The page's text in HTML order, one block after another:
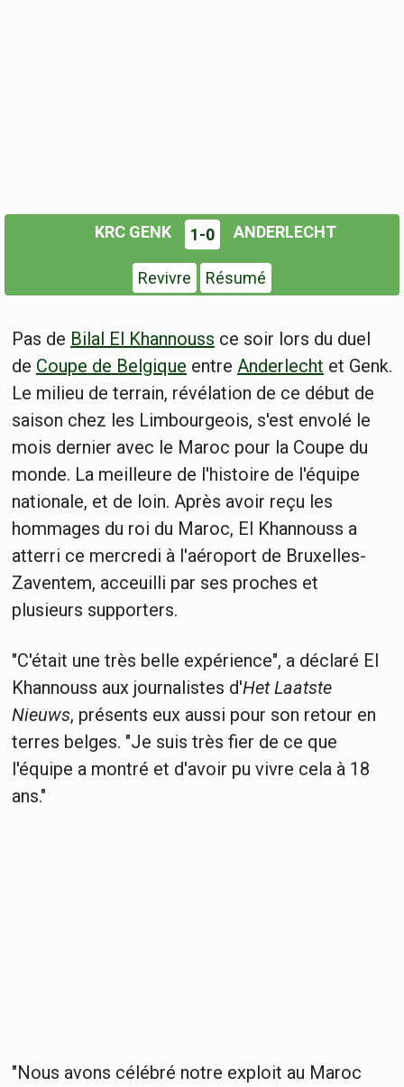
KRC GENK 1-0 ANDERLECHT
Revivre Résumé
Pas de Bilal El Khannouss ce soir lors du duel
de Coupe de Belgique entre Anderlecht et Genk.
Le milieu de terrain, révélation de ce début de
saison chez les Limbourgeois, s'est envolé le
mois dernier avec le Maroc pour la Coupe du
monde. La meilleure de l'histoire de l'équipe
nationale, et de loin. Après avoir reçu les
hommages du roi du Maroc, El Khannouss a
atterri ce mercredi à l'aéroport de Bruxelles-
Zaventem, acceuilli par ses proches et
plusieurs supporters.
"C'était une très belle expérience", a déclaré El
Khannouss aux journalistes d'Het Laatste
Nieuws, présents eux aussi pour son retour en
terres belges. "Je suis très fier de ce que
l'équipe a montré et d'avoir pu vivre cela à 18
ans."
"Nous avons célébré notre exploit au Maroc